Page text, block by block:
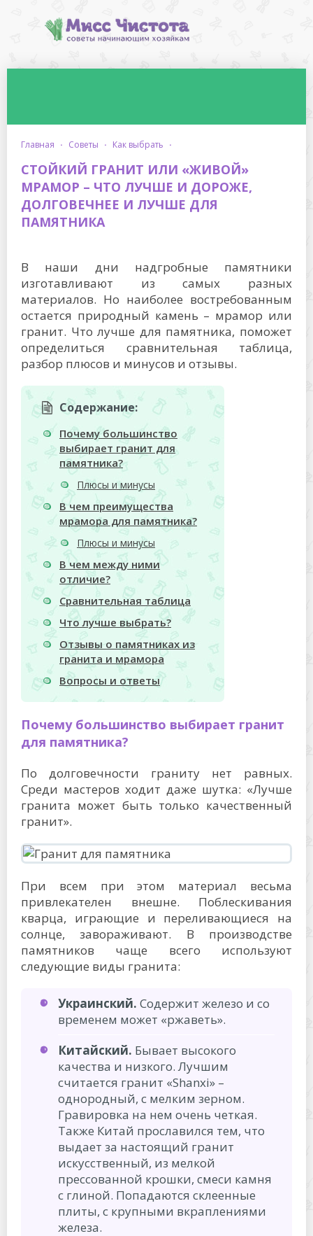
главная · советы · как выбрать ·
СТОЙКИЙ ГРАНИТ ИЛИ «ЖИВОЙ»
МРАМОР – ЧТО ЛУЧШЕ И ДОРОЖЕ,
ДОЛГОВЕЧНЕЕ И ЛУЧШЕ ДЛЯ
ПАМЯТНИКА
В наши дни надгробные памятники
изготавливают из самых разных
материалов. Но наиболее востребованным
остается природный камень – мрамор или
гранит. Что лучше для памятника, поможет
определиться сравнительная таблица,
разбор плюсов и минусов и отзывы.
Содержание:
Почему большинство
выбирает гранит для
памятника?
Плюсы и минусы
В чем преимущества
мрамора для памятника?
Плюсы и минусы
В чем между ними
отличие?
Сравнительная таблица
Что лучше выбрать?
Отзывы о памятниках из
гранита и мрамора
Вопросы и ответы
Почему большинство выбирает гранит
для памятника?
По долговечности граниту нет равных.
Среди мастеров ходит даже шутка: «Лучше
гранита может быть только качественный
гранит».
При всем при этом материал весьма
привлекателен внешне. Поблескивания
кварца, играющие и переливающиеся на
солнце, завораживают. В производстве
памятников чаще всего используют
следующие виды гранита:
Украинский. Содержит железо и со
временем может «ржаветь».
Китайский. Бывает высокого
качества и низкого. Лучшим
считается гранит «Shanxi» –
однородный, с мелким зерном.
Гравировка на нем очень четкая.
Также Китай прославился тем, что
выдает за настоящий гранит
искусственный, из мелкой
прессованной крошки, смеси камня
с глиной. Попадаются склеенные
плиты, с крупными вкраплениями
железа.